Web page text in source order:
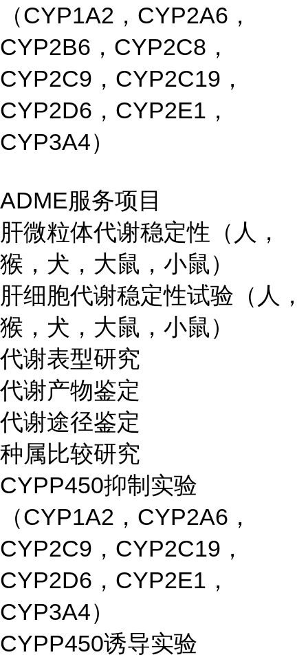
（CYP1A2，CYP2A6，
CYP2B6，CYP2C8，
CYP2C9，CYP2C19，
CYP2D6，CYP2E1，
CYP3A4）
ADME服务项目
肝微粒体代谢稳定性（人，
猴，犬，大鼠，小鼠）
肝细胞代谢稳定性试验（人，
猴，犬，大鼠，小鼠）
代谢表型研究
代谢产物鉴定
代谢途径鉴定
种属比较研究
CYPP450抑制实验
（CYP1A2，CYP2A6，
CYP2C9，CYP2C19，
CYP2D6，CYP2E1，
CYP3A4）
CYPP450诱导实验